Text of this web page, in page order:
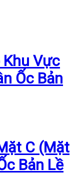
Khu Vực
Ốc Bản
C (Mặt
Bản Lề